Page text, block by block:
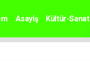
Asayiş Kültür-Sanat